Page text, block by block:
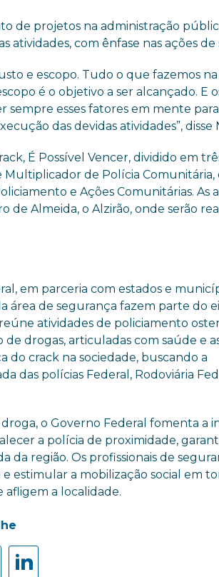
de projetos na administração
atividades, com ênfase nas ações de
e escopo. Tudo o que fazemos
é o objetivo a ser alcançado. E
sempre esses fatores em mente
das devidas atividades”, disse
É Possível Vencer, dividido em
Multiplicador de Polícia Comunitária,
e Ações Comunitárias. As
de Almeida, o Alzirão, onde serão
em parceria com estados e
área de segurança fazem parte do
atividades de policiamento
drogas, articuladas com saúde e
do crack na sociedade, buscando a
das polícias Federal, Rodoviária
o Governo Federal fomenta a
a polícia de proximidade,
da região. Os profissionais de
estimular a mobilização social em
a localidade.